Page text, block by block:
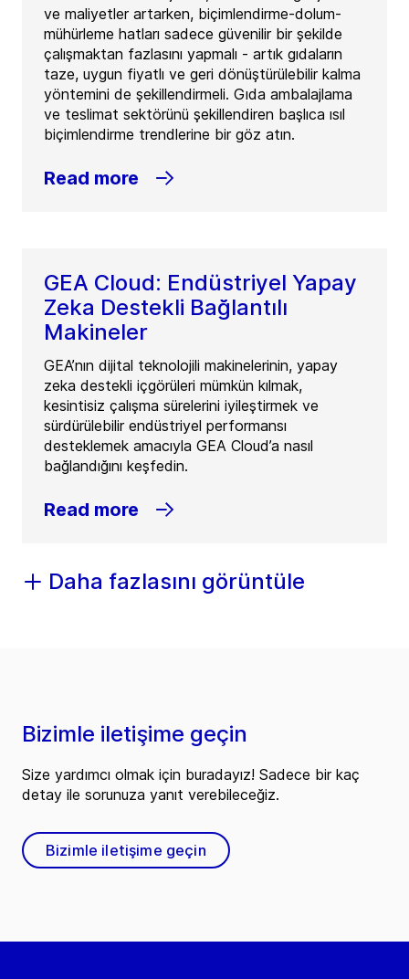
ve maliyetler artarken, biçimlendirme-dolum-
mühürleme hatları sadece güvenilir bir şekilde
çalışmaktan fazlasını yapmalı - artık gıdaların
taze, uygun fiyatlı ve geri dönüştürülebilir kalma
yöntemini de şekillendirmeli. Gıda ambalajlama
ve teslimat sektörünü şekillendiren başlıca ısıl
biçimlendirme trendlerine bir göz atın.
Read more
GEA Cloud: Endüstriyel Yapay
Zeka Destekli Bağlantılı
Makineler
GEA’nın dijital teknolojili makinelerinin, yapay
zeka destekli içgörüleri mümkün kılmak,
kesintisiz çalışma sürelerini iyileştirmek ve
sürdürülebilir endüstriyel performansı
desteklemek amacıyla GEA Cloud’a nasıl
bağlandığını keşfedin.
Read more
Daha fazlasını görüntüle
Bizimle iletişime geçin
Size yardımcı olmak için buradayız! Sadece bir kaç
detay ile sorunuza yanıt verebileceğiz.
Bizimle iletişime geçin